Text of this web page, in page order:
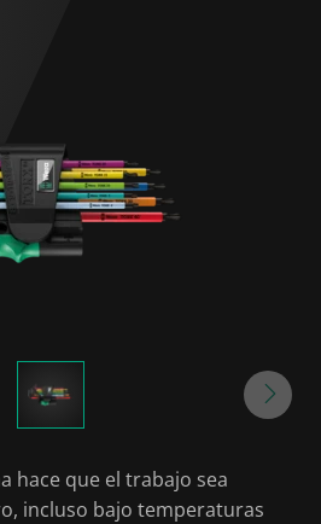
hace que el trabajo sea
incluso bajo temperaturas